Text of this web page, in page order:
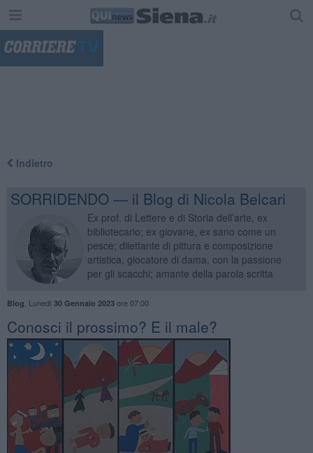
Indietro
SORRIDENDO — il Blog di Nicola Belcari
Ex prof. di Lettere e di Storia dell’arte, ex
bibliotecario; ex giovane, ex sano come un
pesce; dilettante di pittura e composizione
artistica, giocatore di dama, con la passione
per gli scacchi; amante della parola scritta
Blog Lunedì 30 Gennaio 2023ore 07:00
Conosci il prossimo? E il male?